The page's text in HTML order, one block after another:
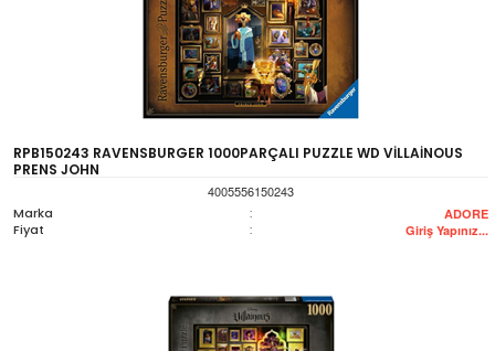
RPB150243 RAVENSBURGER 1000PARÇALI PUZZLE WD VİLLAİNOUS
PRENS JOHN
4005556150243
Marka
: ADORE
Fiyat : Giriş Yapınız...